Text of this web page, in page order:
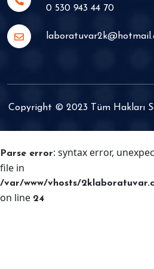
0 530 943 44 70
Copyright © 2023 Tüm Hakları
Parse error: syntax error,
file in
/var/www/vhosts/
on line 24